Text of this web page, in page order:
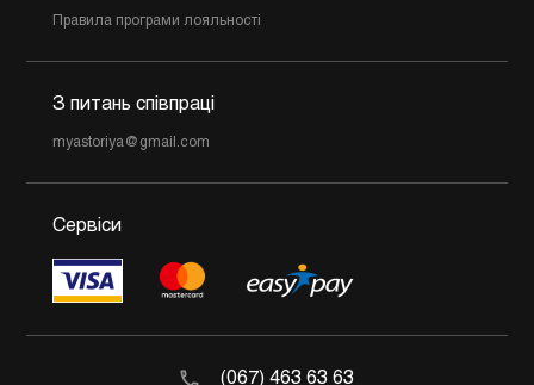
Правила програми лояльності
З питань співпраці
myastoriya@gmail.com
Сервіси
(067) 463 63 63